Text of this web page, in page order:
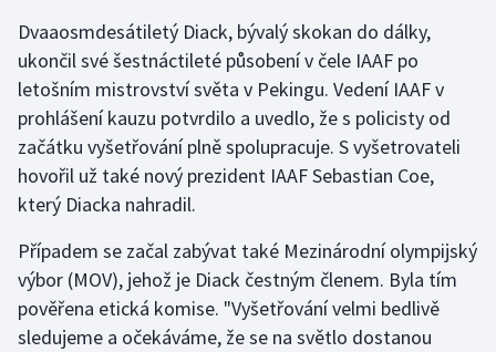
Rychlostní kanoistika
Short track
Sportovní střelba
Stolní tenis
Triatlon
Veslování
Dvaaosmdesátiletý Diack, bývalý skokan do dálky,
ukončil své šestnáctileté působení v čele IAAF po
letošním mistrovství světa v Pekingu. Vedení IAAF v
prohlášení kauzu potvrdilo a uvedlo, že s policisty od
začátku vyšetřování plně spolupracuje. S vyšetrovateli
hovořil už také nový prezident IAAF Sebastian Coe,
který Diacka nahradil.
Případem se začal zabývat také Mezinárodní olympijský
výbor (MOV), jehož je Diack čestným členem. Byla tím
pověřena etická komise. "Vyšetřování velmi bedlivě
sledujeme a očekáváme, že se na světlo dostanou